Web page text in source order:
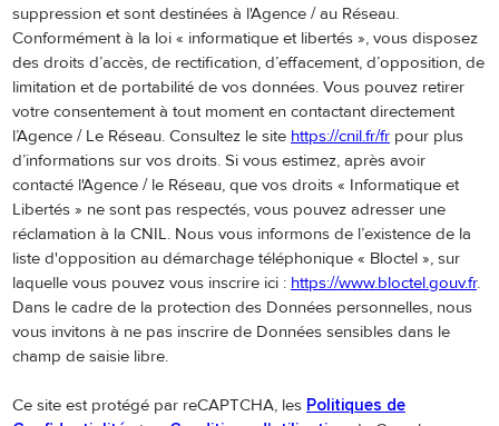
suppression et sont destinées à l'Agence / au Réseau.
Conformément à la loi « informatique et libertés », vous disposez
des droits d’accès, de rectification, d’effacement, d’opposition, de
limitation et de portabilité de vos données. Vous pouvez retirer
votre consentement à tout moment en contactant directement
l’Agence / Le Réseau. Consultez le site https://cnil.fr/fr pour plus
d’informations sur vos droits. Si vous estimez, après avoir
contacté l'Agence / le Réseau, que vos droits « Informatique et
Libertés » ne sont pas respectés, vous pouvez adresser une
réclamation à la CNIL. Nous vous informons de l’existence de la
liste d'opposition au démarchage téléphonique « Bloctel », sur
laquelle vous pouvez vous inscrire ici : https://www.bloctel.gouv.fr.
Dans le cadre de la protection des Données personnelles, nous
vous invitons à ne pas inscrire de Données sensibles dans le
champ de saisie libre.
Ce site est protégé par reCAPTCHA, les Politiques de